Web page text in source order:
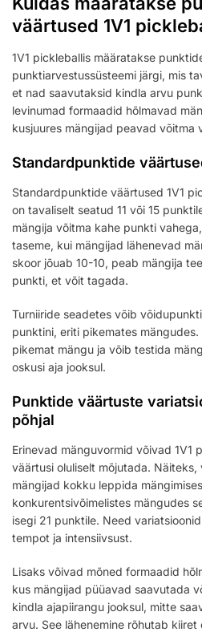
väärtused 1V1
1V1 pickleballis määratakse
punktiarvestussüsteemi järgi, mis
et nad saavutaksid kindla arvu
levinumad formaadid hõlmavad
kusjuures mängijad peavad võitma
Standardpunktide
Standardpunktide väärtused 1V1
on tavaliselt seatud 11 või 15
mängija võitma kahe punkti
taseme, kui mängijad lähenevad
skoor jõuab 10-10, peab mängija
punkti, et võit tagada.
Turniiride seadetes võib
punktini, eriti pikemates
pikemat mängu ja võib testida
oskusi aja jooksul.
Punktide väärtuste
põhjal
Erinevad mänguvormid võivad 1V1
väärtusi oluliselt mõjutada.
mängijad kokku leppida
konkurentsivõimelistes mängudes
isegi 21 punktile. Need
tempot ja intensiivsust.
Lisaks võivad mõned formaadid
kus mängijad püüavad saavutada
kindla ajapiirangu jooksul, mitte
arvu. See lähenemine rõhutab